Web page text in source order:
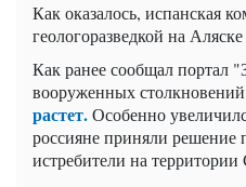
Как оказалось, испанская
геологоразведкой на
Как ранее сообщал портал
вооруженных
растет.Особенно
россияне приняли решение
истребители на